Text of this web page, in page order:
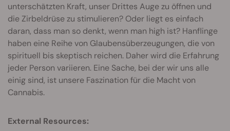
unterschätzten Kraft, unser Drittes Auge zu öffnen und
die Zirbeldrüse zu stimulieren? Oder liegt es einfach
daran, dass man so denkt, wenn man high ist? Hanflinge
haben eine Reihe von Glaubensüberzeugungen, die von
spirituell bis skeptisch reichen. Daher wird die Erfahrung
jeder Person variieren. Eine Sache, bei der wir uns alle
einig sind, ist unsere Faszination für die Macht von
Cannabis.
External Resources: